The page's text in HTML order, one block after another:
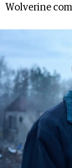
Wolverine